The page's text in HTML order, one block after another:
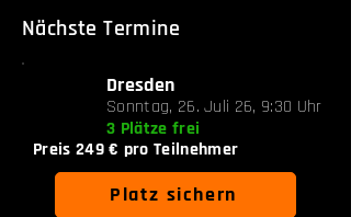
Nächste Termine
Dresden
Sonntag, 26. Juli 26, 9:30 Uhr
3 Plätze frei
Preis 249 € pro Teilnehmer
Platz sichern